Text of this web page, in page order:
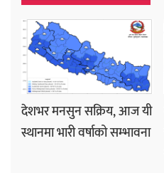
देशभर मनसुन सक्रिय, आज यी
स्थानमा भारी वर्षाको सम्भावना